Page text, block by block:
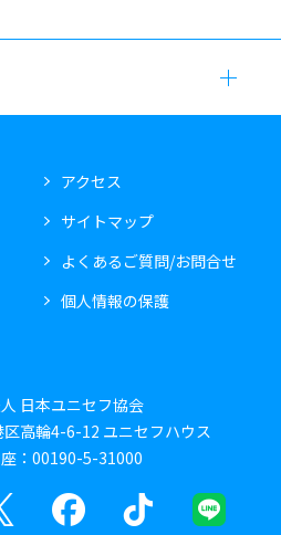
アクセス
サイトマップ
よくあるご質問/お問合せ
個人情報の保護
日本ユニセフ協会
高輪4-6-12 ユニセフハウス
：00190-5-31000